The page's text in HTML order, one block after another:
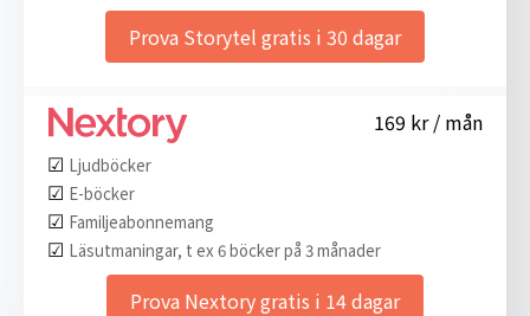
Prova Storytel gratis i 30 dagar
169 kr / mån
☑︎ Ljudböcker
☑︎ E-böcker
☑︎ Familjeabonnemang
☑︎ Läsutmaningar, t ex 6 böcker på 3 månader
Prova Nextory gratis i 14 dagar